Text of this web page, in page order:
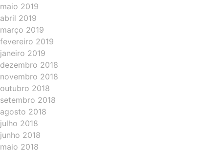
maio 2019
abril 2019
março 2019
fevereiro 2019
janeiro 2019
dezembro 2018
novembro 2018
outubro 2018
setembro 2018
agosto 2018
julho 2018
junho 2018
maio 2018